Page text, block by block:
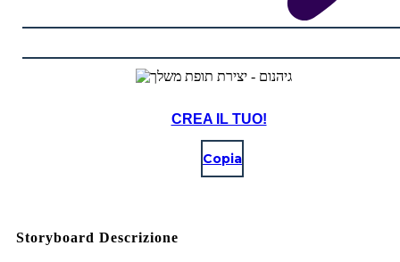
CREA IL TUO!
Copia
Storyboard Descrizione